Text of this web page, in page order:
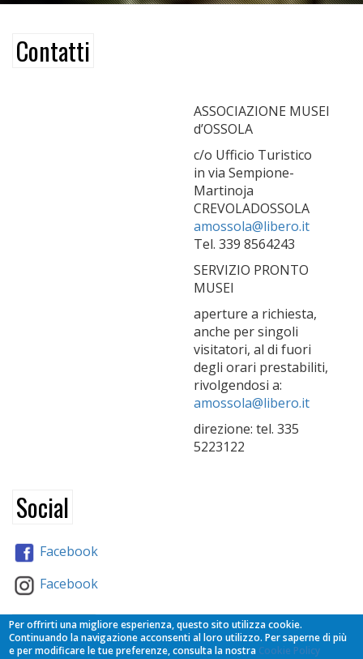
Contatti
ASSOCIAZIONE MUSEI
d’OSSOLA
c/o Ufficio Turistico
in via Sempione-
Martinoja
CREVOLADOSSOLA
amossola@libero.it
Tel. 339 8564243
SERVIZIO PRONTO
MUSEI
aperture a richiesta,
anche per singoli
visitatori, al di fuori
degli orari prestabiliti,
rivolgendosi a:
amossola@libero.it
direzione: tel. 335
5223122
Social
Facebook
Facebook
Partners
Per offrirti una migliore esperienza, questo sito utilizza cookie.
Continuando la navigazione acconsenti al loro utilizzo. Per saperne di più
e per modificare le tue preferenze, consulta la nostra Cookie Policy